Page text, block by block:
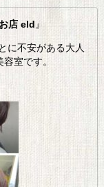
店 eld 』
に不安がある大人
室です。